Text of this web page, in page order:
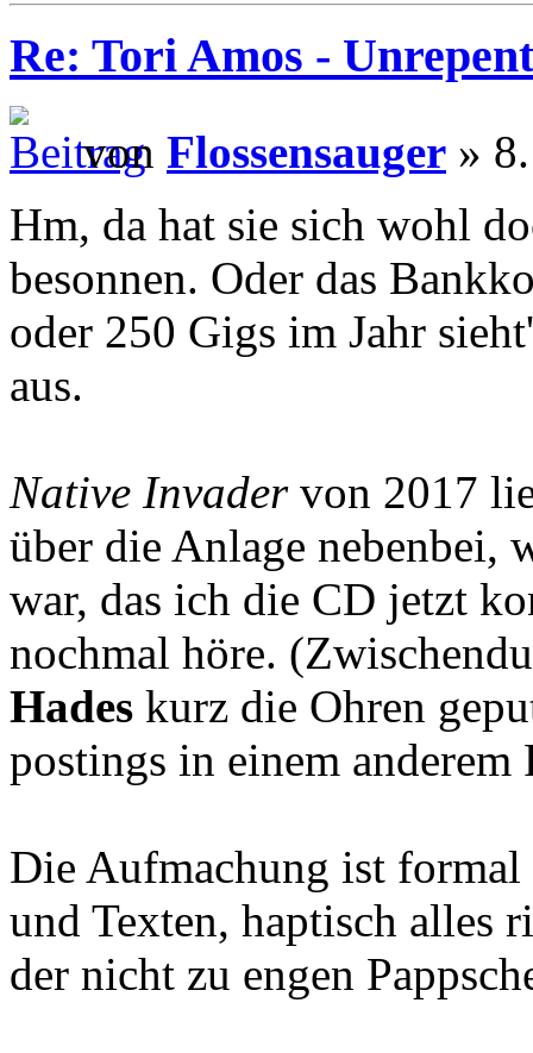
Re: Tori Amos -
von Flossensauger »
Hm, da hat sie sich wohl
besonnen. Oder das
oder 250 Gigs im Jahr
aus.
Native Invadervon 2017
über die Anlage nebenbei,
war, das ich die CD jetzt
nochmal höre.
Hades kurz die Ohren
postings in einem anderem
Die Aufmachung ist
und Texten, haptisch alles
der nicht zu engen